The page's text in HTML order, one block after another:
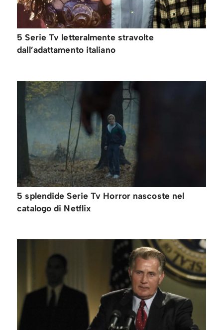
5 Serie Tv letteralmente stravolte
dall’adattamento italiano
5 splendide Serie Tv Horror nascoste nel
catalogo di Netflix